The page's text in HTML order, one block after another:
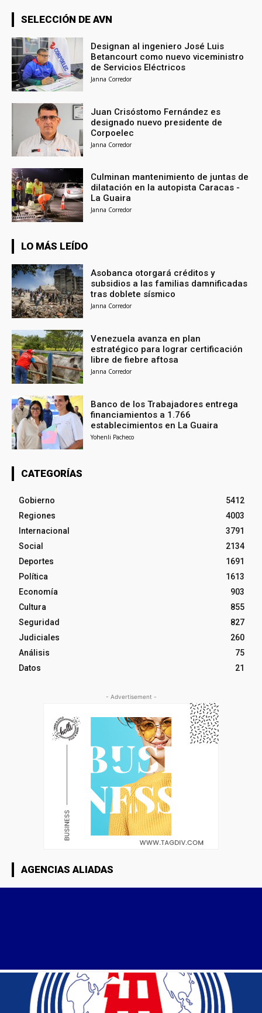
SELECCIÓN DE AVN
Designan al ingeniero José Luis
Betancourt como nuevo viceministro
de Servicios Eléctricos
Janna Corredor
Juan Crisóstomo Fernández es
designado nuevo presidente de
Corpoelec
Janna Corredor
Culminan mantenimiento de juntas de
dilatación en la autopista Caracas -
La Guaira
Janna Corredor
LO MÁS LEÍDO
Asobanca otorgará créditos y
subsidios a las familias damnificadas
tras doblete sísmico
Janna Corredor
Venezuela avanza en plan
estratégico para lograr certificación
libre de fiebre aftosa
Janna Corredor
Banco de los Trabajadores entrega
financiamientos a 1.766
establecimientos en La Guaira
Yohenli Pacheco
CATEGORÍAS
Gobierno
5412
Regiones
4003
Internacional
3791
Social
2134
Deportes
1691
Política
1613
Economía
903
Cultura
855
Seguridad
827
Judiciales
260
Análisis
75
Datos
21
- Advertisement -
AGENCIAS ALIADAS